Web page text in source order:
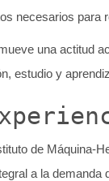
necesarios para
una actitud
estudio y
de Máquina-
a la demanda